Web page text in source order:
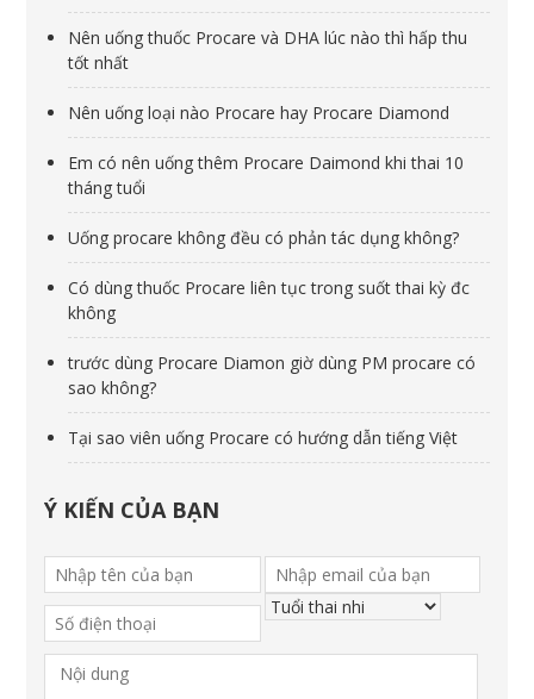
Nên uống thuốc Procare và DHA lúc nào thì hấp thu
tốt nhất
Nên uống loại nào Procare hay Procare Diamond
Em có nên uống thêm Procare Daimond khi thai 10
tháng tuổi
Uống procare không đều có phản tác dụng không?
Có dùng thuốc Procare liên tục trong suốt thai kỳ đc
không
trước dùng Procare Diamon giờ dùng PM procare có
sao không?
Tại sao viên uống Procare có hướng dẫn tiếng Việt
Ý KIẾN CỦA BẠN